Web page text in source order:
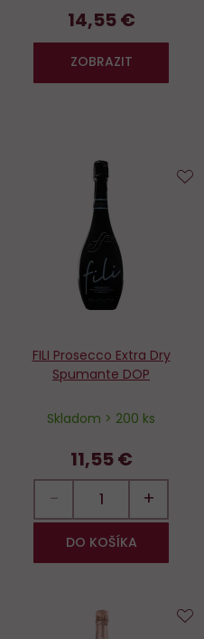
14,55 €
ZOBRAZIT
FILI Prosecco Extra Dry
Spumante DOP
Skladom > 200 ks
11,55 €
− +
DO KOŠÍKA